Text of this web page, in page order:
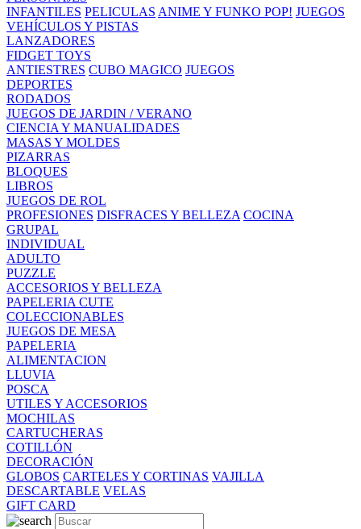
INFANTILES PELICULAS ANIME Y FUNKO POP! JUEGOS
VEHÍCULOS Y PISTAS
LANZADORES
FIDGET TOYS
ANTIESTRES CUBO MAGICO JUEGOS
DEPORTES
RODADOS
JUEGOS DE JARDIN / VERANO
CIENCIA Y MANUALIDADES
MASAS Y MOLDES
PIZARRAS
BLOQUES
LIBROS
JUEGOS DE ROL
PROFESIONES DISFRACES Y BELLEZA COCINA
GRUPAL
INDIVIDUAL
ADULTO
PUZZLE
ACCESORIOS Y BELLEZA
PAPELERIA CUTE
COLECCIONABLES
JUEGOS DE MESA
PAPELERIA
ALIMENTACION
LLUVIA
POSCA
UTILES Y ACCESORIOS
MOCHILAS
CARTUCHERAS
COTILLÓN
DECORACIÓN
GLOBOS CARTELES Y CORTINAS VAJILLA
DESCARTABLE VELAS
GIFT CARD